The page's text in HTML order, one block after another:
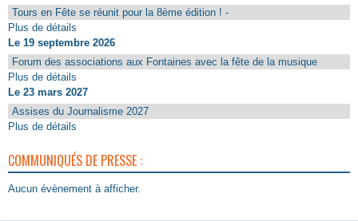
Tours en Fête se réunit pour la 8ème édition ! -
Plus de détails
Le 19 septembre 2026
Forum des associations aux Fontaines avec la fête de la musique
Plus de détails
Le 23 mars 2027
Assises du Journalisme 2027
Plus de détails
COMMUNIQUÉS DE PRESSE :
Aucun évènement à afficher.